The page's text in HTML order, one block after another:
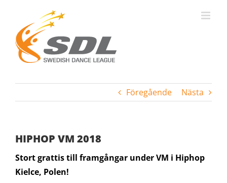
innehållet
Föregående Nästa
HIPHOP VM 2018
Stort grattis till framgångar under VM i Hiphop
Kielce, Polen!